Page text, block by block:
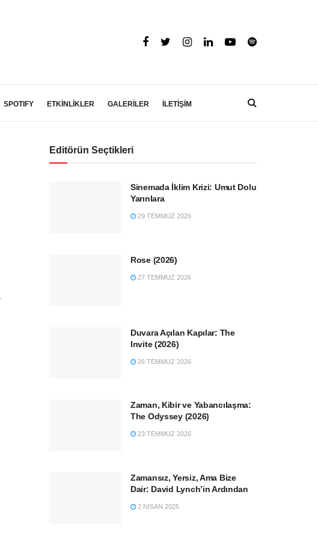
SPOTIFY ETKİNLİKLER GALERİLER İLETİŞİM
Editörün Seçtikleri
Sinemada İklim Krizi: Umut Dolu
Yarınlara
29 TEMMUZ 2026
Rose (2026)
27 TEMMUZ 2026
Duvara Açılan Kapılar: The
Invite (2026)
26 TEMMUZ 2026
Zaman, Kibir ve Yabancılaşma:
The Odyssey (2026)
23 TEMMUZ 2026
Zamansız, Yersiz, Ama Bize
Dair: David Lynch’in Ardından
2 NISAN 2025